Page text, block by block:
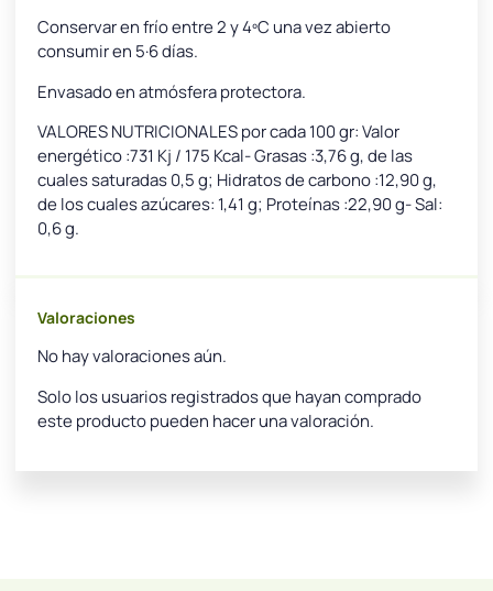
Conservar en frío entre 2 y 4ºC una vez abierto
consumir en 5·6 días.
Envasado en atmósfera protectora.
VALORES NUTRICIONALES por cada 100 gr: Valor
energético :731 Kj / 175 Kcal- Grasas :3,76 g, de las
cuales saturadas 0,5 g; Hidratos de carbono :12,90 g,
de los cuales azúcares: 1,41 g­; Proteínas :22,90 g- Sal:
0,6 g.
Valoraciones
No hay valoraciones aún.
Solo los usuarios registrados que hayan comprado
este producto pueden hacer una valoración.